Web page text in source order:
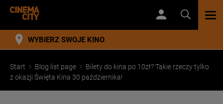
WYBIERZ SWOJE KINO
Start Blog list page
Bilety do kina po 10zł? Takie rzeczy tylko
z okazji Święta Kina 30 października!